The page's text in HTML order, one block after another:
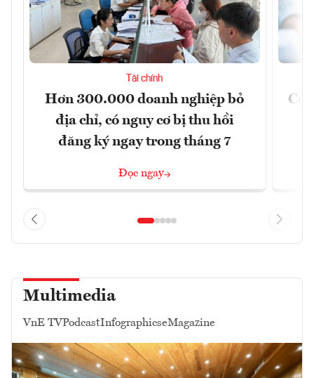
Tài chính
Hơn 300.000 doanh nghiệp bỏ
địa chỉ, có nguy cơ bị thu hồi
đăng ký ngay trong tháng 7
Đọc ngay
Cơ
Multimedia
VnE TVPodcastInfographicseMagazine